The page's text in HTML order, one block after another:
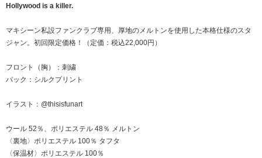
Hollywood is a killer.
マキシーン私設ファンクラブ専用、厚地のメルトンを使用した本格仕様のスタ
ジャン。初回限定価格！（定価：税込22,000円）
フロント（胸）：刺繍
バック：シルクプリント
イラスト：@thisisfunart
ウール 52％、ポリエステル 48％ メルトン
〈裏地〉ポリエステル 100％ タフタ
〈保温材〉ポリエステル 100％